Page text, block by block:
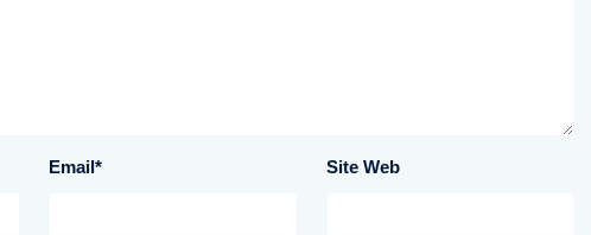
Email* Site Web